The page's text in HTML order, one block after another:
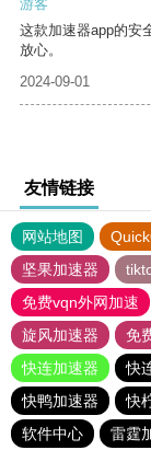
游客
这款加速器app的安
放心。
2024-09-01
友情链接
网站地图
坚果加速器
免费vqn外网加速
旋风加速器
免
快连加速器
快
快鸭加速器
快
软件中心
雷霆